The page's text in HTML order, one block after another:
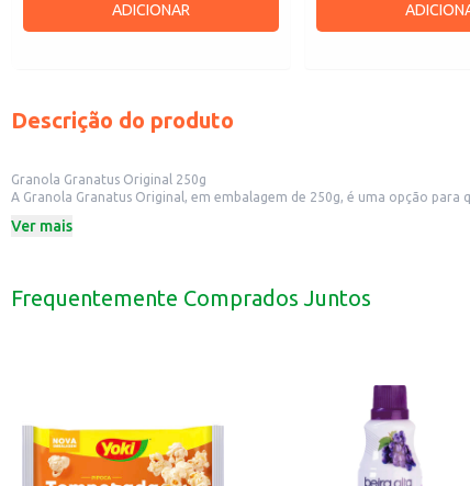
ADICIONAR
Descrição do produto
Granola Granatus Original 250g
A Granola Granatus Original, em embalagem de 250g, é uma opção
Dicas de uso:
Incorpore em receitas de bolos, biscoitos e barras de cereais.
Ver mais
Frequentemente Comprados Juntos